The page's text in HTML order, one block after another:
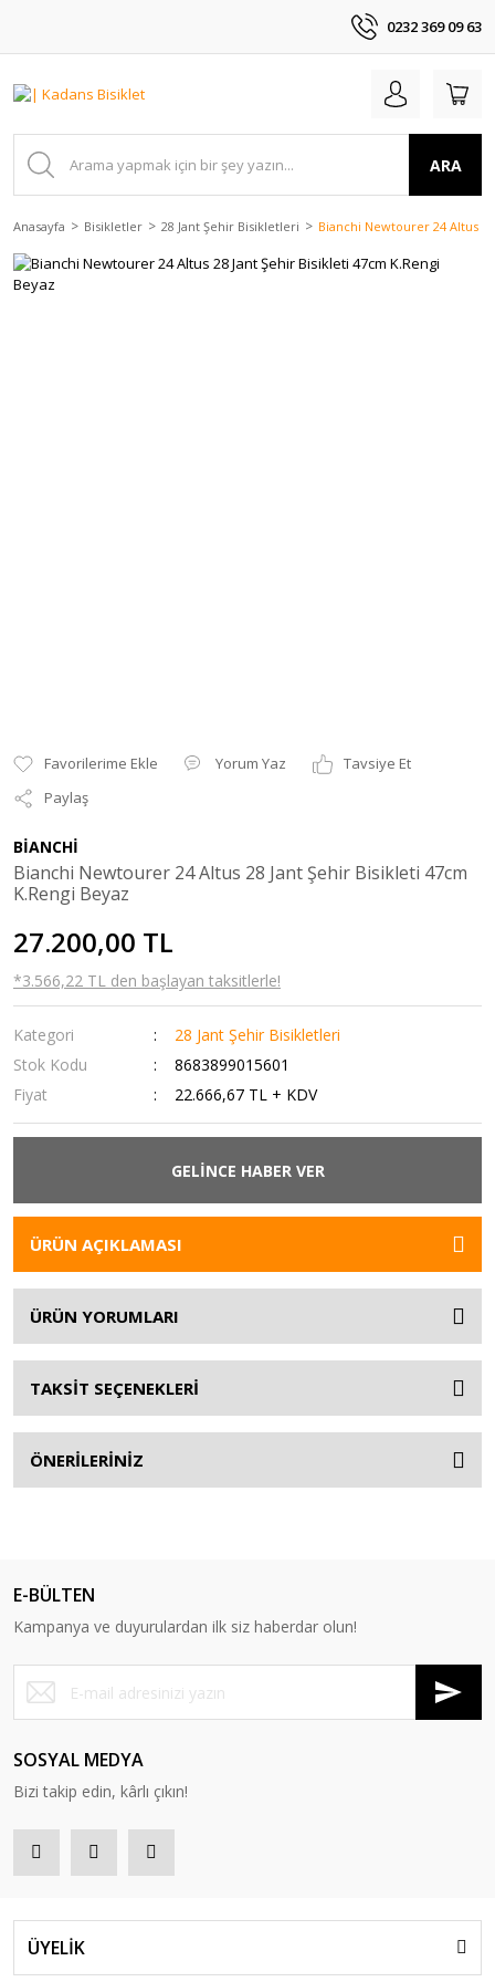
0232 369 09 63
ARA
Anasayfa Bisikletler 28 Jant Şehir Bisikletleri Bianchi Newtourer 24 Altus
Yorum Yaz
Tavsiye Et
Paylaş
BİANCHİ
Bianchi Newtourer 24 Altus 28 Jant Şehir Bisikleti 47cm
K.Rengi Beyaz
27.200,00 TL
*3.566,22 TL den başlayan taksitlerle!
Kategori
28 Jant Şehir Bisikletleri
Stok Kodu
8683899015601
Fiyat
22.666,67 TL + KDV
GELİNCE HABER VER
ÜRÜN AÇIKLAMASI
ÜRÜN YORUMLARI
TAKSİT SEÇENEKLERİ
ÖNERİLERİNİZ
E-BÜLTEN
Kampanya ve duyurulardan ilk siz haberdar olun!
SOSYAL MEDYA
Bizi takip edin, kârlı çıkın!
ÜYELİK